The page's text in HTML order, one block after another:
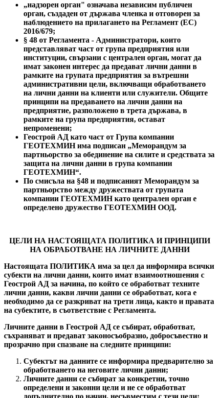
„надзорен орган" означава независим публичен
орган, създаден от държава членка и отговорен за
наблюдението на прилагането на Регламент (ЕС)
2016/679;
§ 48 от Регламента - Администратори, които
представляват част от група предприятия или
институции, свързани с централен орган, могат да
имат законен интерес да предават лични данни в
рамките на групата предприятия за вътрешни
административни цели, включващи обработването
на лични данни на клиенти или служители. Общите
принципи на предаването на лични данни на
предприятие, разположено в трета държава, в
рамките на група предприятия, остават
непроменени;
Геострой АД като част от Група компании
ГЕОТЕХМИН има подписан „Меморандум за
партньорство за обединение на силите и средствата за
защита на лични данни в група компании
ГЕОТЕХМИН“.
По смисъла на §48 и подписаният Меморандум за
партньорство между дружествата от групата
компании ГЕОТЕХМИН като централен орган е
определено дружество ГЕОТЕХМИН ООД.
ЦЕЛИ НА НАСТОЯЩАТА ПОЛИТИКА ИПРИНЦИПИ
НА ОБРАБОТВАНЕ НА ЛИЧНИТЕ ДАННИ
Настоящата ПОЛИТИКА има за цел да информира всички
субекти на лични данни, които имат взаимоотношения с
Геострой АД за начина, по който се обработват техните
лични данни, какви лични данни се обработват, кога е
необходимо да се разкриват на трети лица, както и правата
на субектите, в съответствие с Регламента.
Личните данни в Геострой АД се събират, обработват,
съхраняват и предават законосъобразно, добросъвестно и
прозрачно при спазване на следните принципи:
Субектът на данните се информира предварително за
обработването на неговите лични данни;
Личните данни се събират за конкретни, точно
определени и законни цели и не се обработват